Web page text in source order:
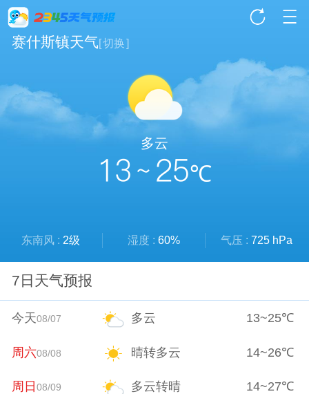
赛什斯镇天气[切换]
多云
13 ~ 25℃
东南风 : 2级 湿度 : 60% 气压 : 725 hPa
7日天气预报
今天08/07 多云 13~25℃
周六08/08 晴转多云 14~26℃
周日08/09 多云转晴 14~27℃